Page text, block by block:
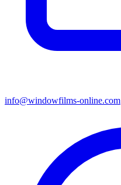
info@windowfilms-online.com